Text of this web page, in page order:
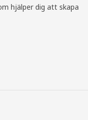
hjälper dig att skapa